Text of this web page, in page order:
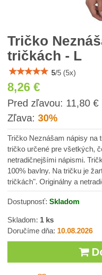
Tričko
tričkách - L
5/5 (5x)
8,26 €
Pred zľavou: 11,80 €s
Zľava: 30%
Tričko Neznášam nápisy na
tričko určené pre všetkých,
netradičnejšími nápismi.
100% bavlny. Na tričku je
tričkách". Originálny a
Dostupnosť: Skladom
Skladom: 1 ks
Doručíme dňa: 10.08.2026